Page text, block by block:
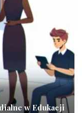
w Edukacji